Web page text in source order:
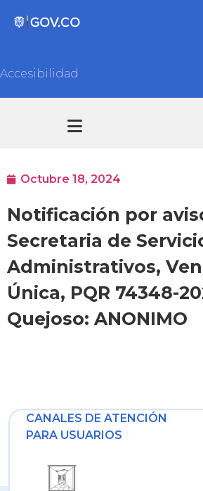
Accesibilidad
Octubre 18, 2024
Notificación por
Secretaria de
Administrativos,
Única, PQR 74348-
Quejoso: ANONIMO
CANALES DE ATENCIÓN
PARA USUARIOS